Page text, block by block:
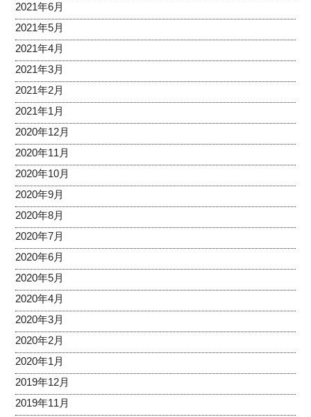
2021年6月
2021年5月
2021年4月
2021年3月
2021年2月
2021年1月
2020年12月
2020年11月
2020年10月
2020年9月
2020年8月
2020年7月
2020年6月
2020年5月
2020年4月
2020年3月
2020年2月
2020年1月
2019年12月
2019年11月